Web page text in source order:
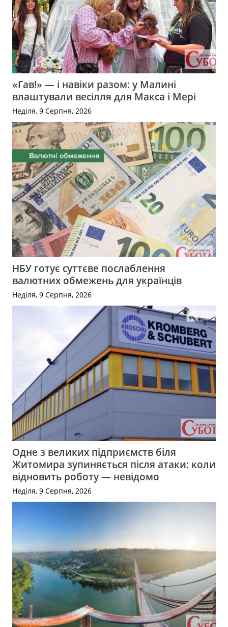
«Гав!» — і навіки разом: у Малині
влаштували весілля для Макса і Мері
Неділя, 9 Серпня, 2026
НБУ готує суттєве послаблення
валютних обмежень для українців
Неділя, 9 Серпня, 2026
Одне з великих підприємств біля
Житомира зупиняється після атаки: коли
відновить роботу — невідомо
Неділя, 9 Серпня, 2026